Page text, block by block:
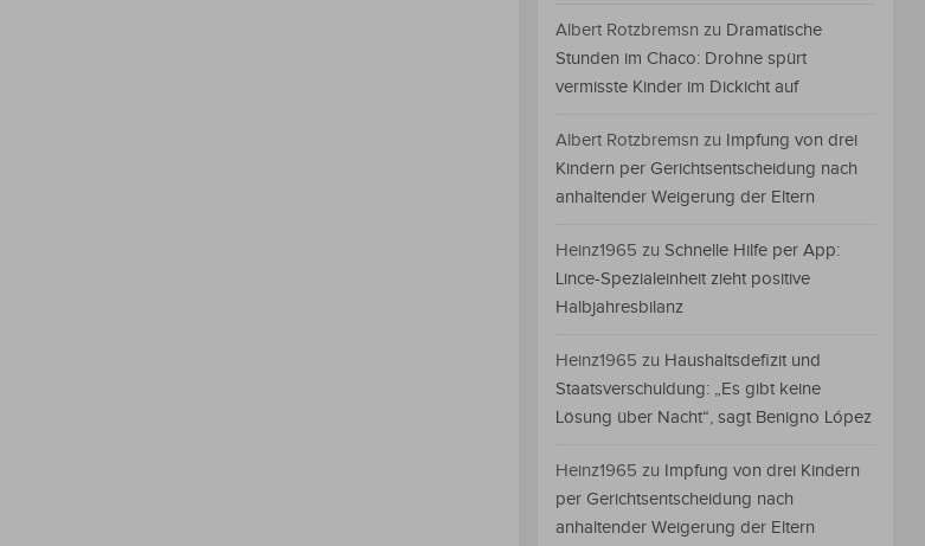
Albert Rotzbremsn zu Dramatische
Stunden im Chaco: Drohne spürt
vermisste Kinder im Dickicht auf
Albert Rotzbremsn zu Impfung von drei
Kindern per Gerichtsentscheidung nach
anhaltender Weigerung der Eltern
Heinz1965 zu Schnelle Hilfe per App:
Lince-Spezialeinheit zieht positive
Halbjahresbilanz
Heinz1965 zu Haushaltsdefizit und
Staatsverschuldung: „Es gibt keine
Lösung über Nacht“, sagt Benigno López
Heinz1965 zu Impfung von drei Kindern
per Gerichtsentscheidung nach
anhaltender Weigerung der Eltern